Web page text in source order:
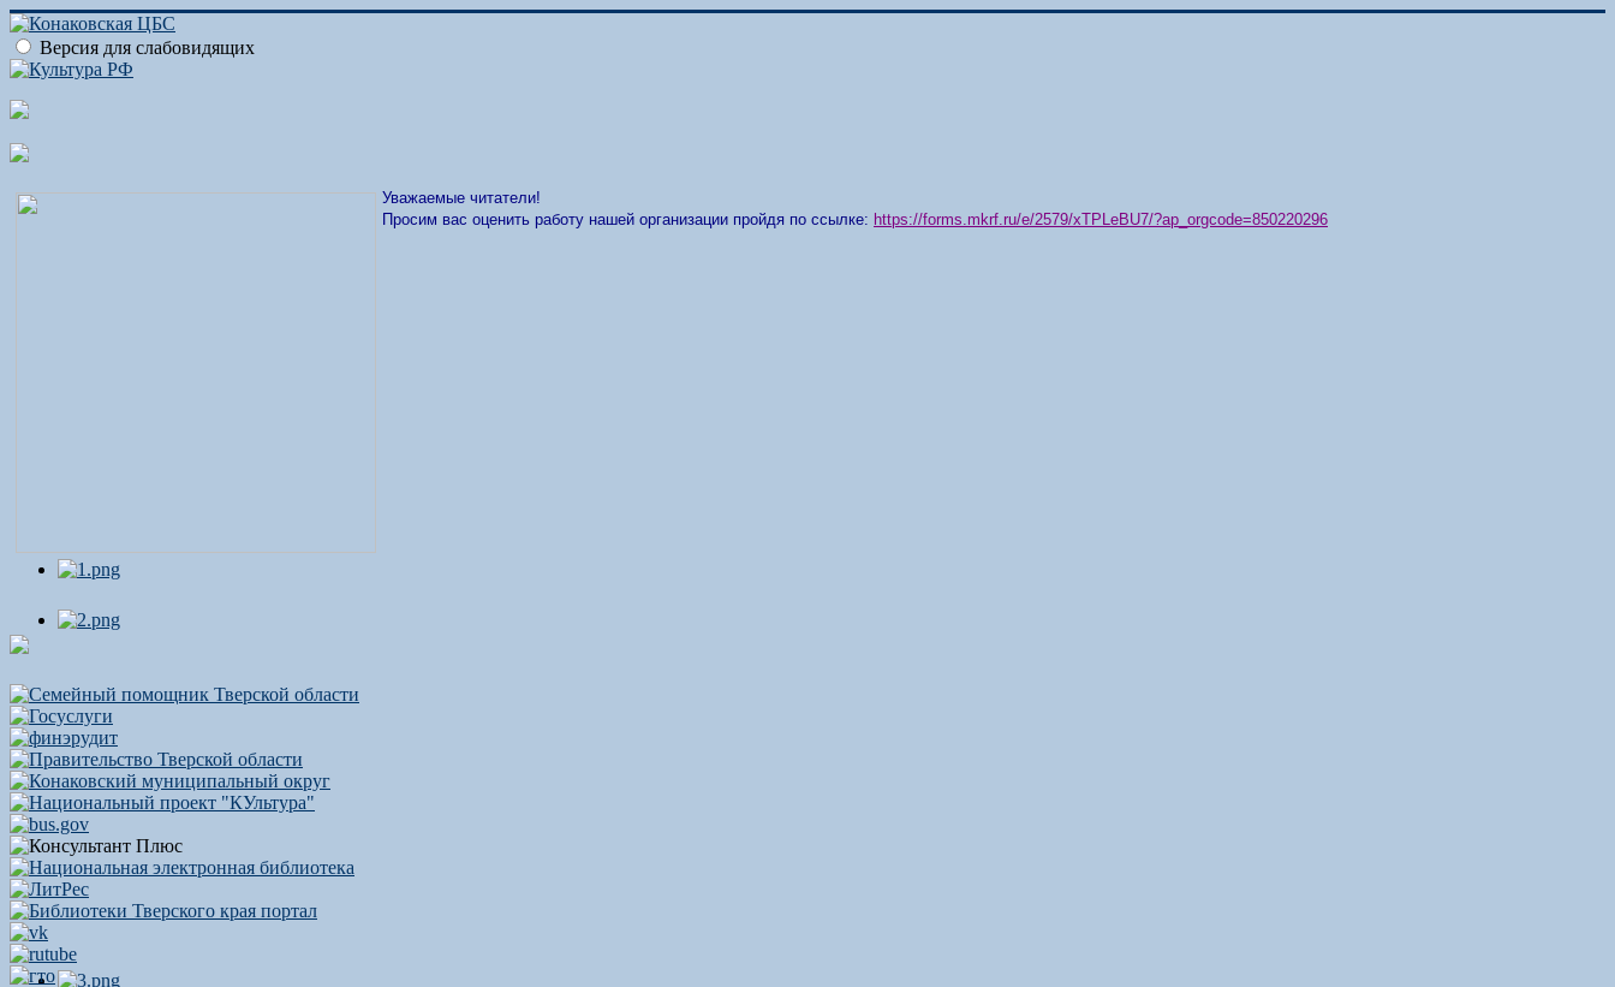
Версия для слабовидящих
Уважаемые читатели!
Просим вас оценить работу нашей организации пройдя по ссылке: https://forms.mkrf.ru/e/2579/xTPLeBU7/?ap_orgcode=850220296